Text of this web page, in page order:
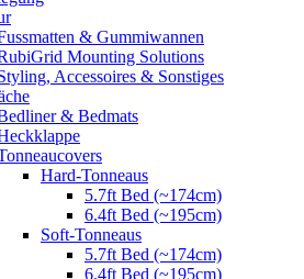
& Gummiwannen
Mounting Solutions
Accessoires & Sonstiges
& Bedmats
Hard-Tonneaus
5.7ft Bed (~174cm)
6.4ft Bed (~195cm)
Soft-Tonneaus
5.7ft Bed (~174cm)
6.4ft Bed (~195cm)